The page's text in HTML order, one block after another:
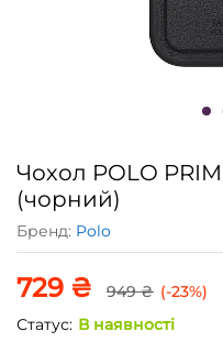
Чохол POLO
(чорний)
Бренд: Polo
729 ₴ 949₴ (-23%)
Статус: В наявності